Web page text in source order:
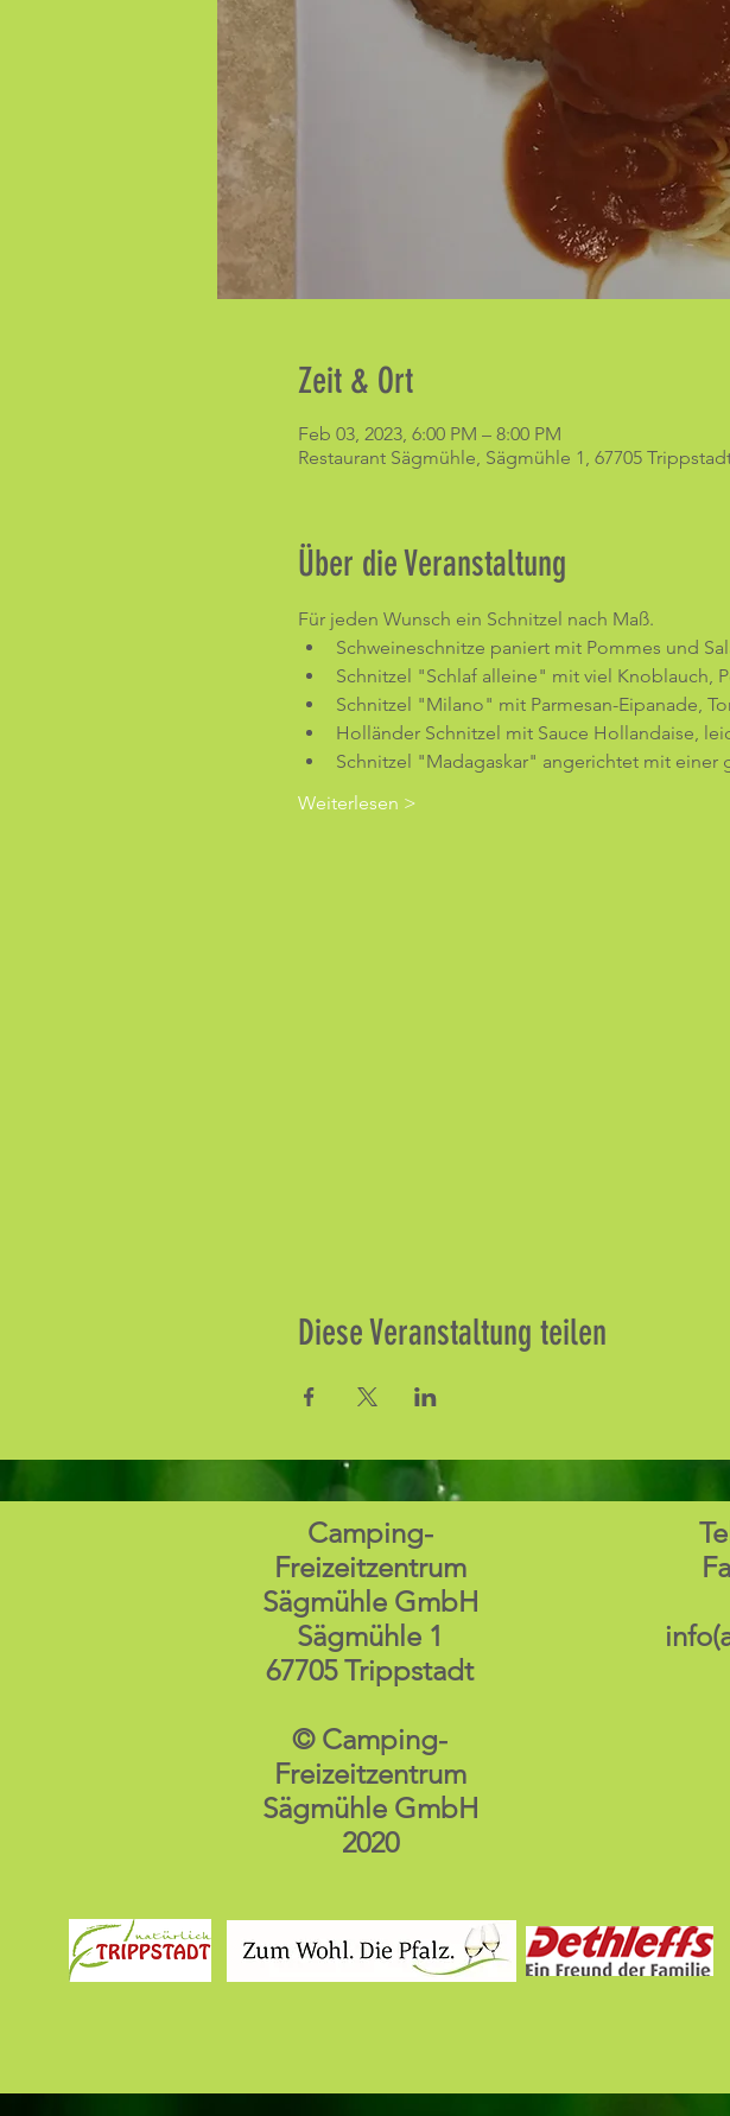
Zeit & Ort
Feb 03, 2023, 6:00 PM – 8:00 PM
Restaurant Sägmühle, Sägmühle 1, 67705
Über die Veranstaltung
Für jeden Wunsch ein Schnitzel nach Maß.
Schweineschnitze paniert mit Pommes und
Schnitzel "Schlaf alleine" mit viel Knoblauch,
Schnitzel "Milano" mit Parmesan-Eipanade,
Holländer Schnitzel mit Sauce Hollandaise,
Schnitzel "Madagaskar" angerichtet mit einer
Weiterlesen >
Diese Veranstaltung teilen
Camping-
Freizeitzentrum
Sägmühle GmbH
Sägmühle 1
67705 Trippstadt
© Camping-
Freizeitzentrum
Sägmühle GmbH
2020